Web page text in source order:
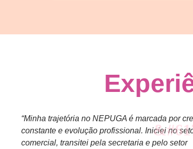
“Minha trajetória no NEPUGA é marcada por
constante e evolução profissional. Iniciei no
comercial, transitei pela secretaria e pelo setor